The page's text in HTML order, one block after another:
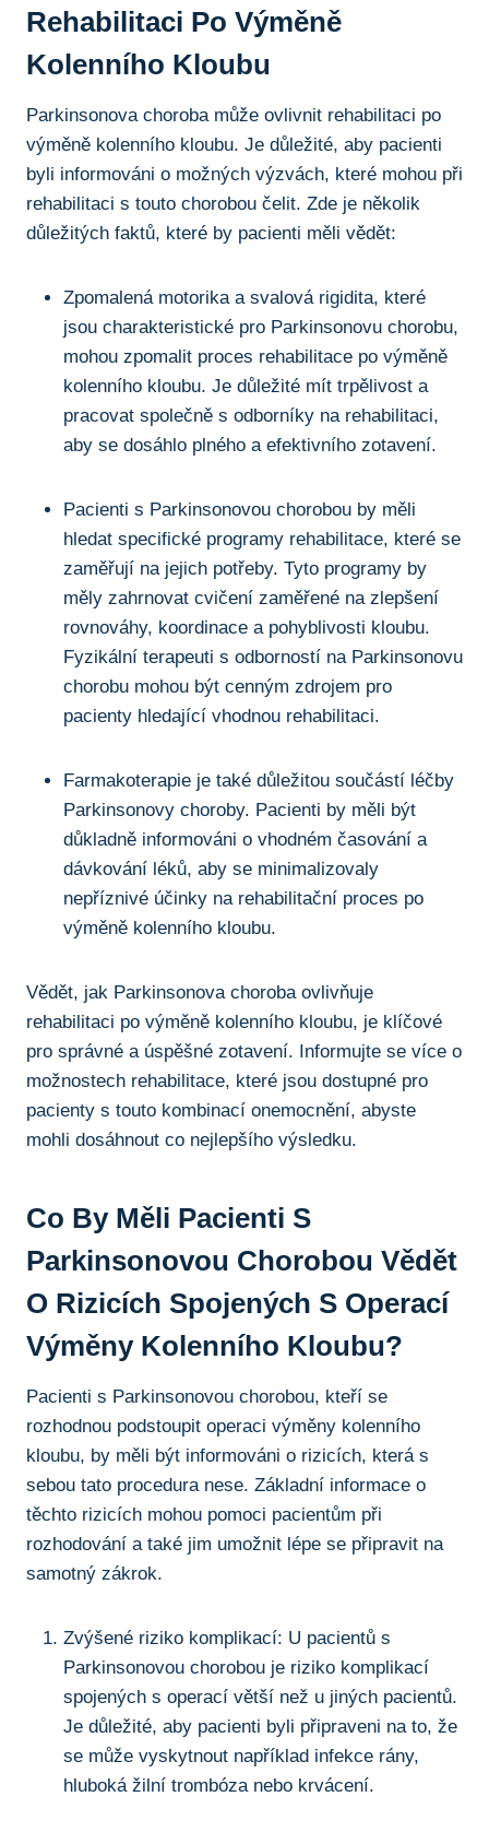
Rehabilitaci Po Výměně
Kolenního Kloubu
Parkinsonova choroba může ovlivnit rehabilitaci po
výměně kolenního kloubu. Je důležité, aby pacienti
byli informováni o možných výzvách, které mohou při
rehabilitaci s touto chorobou čelit. Zde je několik
důležitých faktů, které by pacienti měli‍ vědět:
Zpomalená motorika a svalová rigidita, které
jsou charakteristické pro Parkinsonovu chorobu,
mohou zpomalit proces rehabilitace po‍ výměně
kolenního kloubu. Je důležité mít⁣ trpělivost a
pracovat společně s odborníky na ⁢rehabilitaci,
aby se dosáhlo plného a efektivního​ zotavení.
Pacienti s Parkinsonovou chorobou by měli
hledat specifické programy rehabilitace, které se
‍zaměřují na jejich potřeby. Tyto programy by
měly zahrnovat cvičení zaměřené na zlepšení
rovnováhy, koordinace‍ a pohyblivosti kloubu.
Fyzikální terapeuti s odborností na Parkinsonovu
chorobu‌ mohou ‍být cenným zdrojem pro ​
pacienty hledající vhodnou ‌rehabilitaci.
Farmakoterapie je také důležitou součástí léčby
⁣Parkinsonovy⁤ choroby. Pacienti ⁢by‌ měli být
důkladně ⁤informováni o vhodném časování a
dávkování léků, aby se minimalizovaly
nepříznivé účinky na rehabilitační proces po
výměně kolenního kloubu.
Vědět, jak Parkinsonova choroba ovlivňuje
rehabilitaci po výměně kolenního kloubu, je klíčové
pro správné a úspěšné zotavení. Informujte se více o
možnostech rehabilitace, které jsou dostupné pro
pacienty s touto kombinací onemocnění, abyste
⁢mohli dosáhnout co nejlepšího výsledku.
Co​ By Měli ⁢pacienti S
Parkinsonovou Chorobou Vědět
O Rizicích Spojených S Operací
Výměny Kolenního Kloubu?
Pacienti s Parkinsonovou chorobou, kteří se
rozhodnou podstoupit operaci‍ výměny kolenního
kloubu, by měli být ⁤informováni‍ o rizicích, která s
sebou tato procedura nese. Základní informace o
těchto rizicích mohou pomoci pacientům při
rozhodování a také jim ​umožnit lépe se připravit na
samotný zákrok.
Zvýšené‍ riziko komplikací: U pacientů s
Parkinsonovou chorobou je riziko komplikací⁤
spojených s operací větší než u jiných pacientů.
Je důležité, aby pacienti byli připraveni na to, že
se‌ může vyskytnout například infekce rány,⁤
hluboká žilní trombóza nebo krvácení.